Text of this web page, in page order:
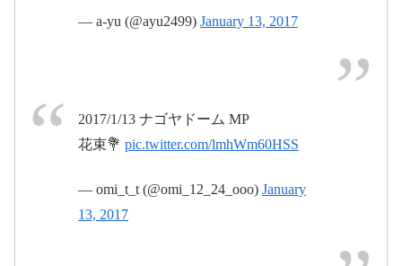
2017年1月15日
— a-yu (@ayu2499) January 13, 2017
2017/1/13 ナゴヤドーム MP
花束💐 pic.twitter.com/lmhWm60HSS
— omi_t_t (@omi_12_24_ooo) January
13, 2017